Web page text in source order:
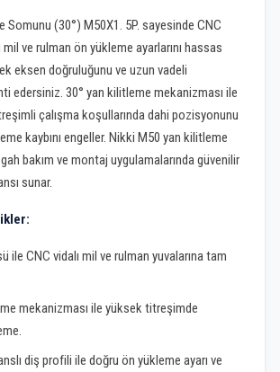
Somunu (30°) M50X1. 5P. sayesinde CNC
mil ve rulman ön yükleme ayarlarını hassas
eksen doğruluğunu ve uzun vadeli
edersiniz. 30° yan kilitleme mekanizması ile
çalışma koşullarında dahi pozisyonunu
kaybını engeller. Nikki M50 yan kilitleme
bakım ve montaj uygulamalarında güvenilir
sunar.
ile CNC vidalı mil ve rulman yuvalarına tam
mekanizması ile yüksek titreşimde
diş profili ile doğru ön yükleme ayarı ve